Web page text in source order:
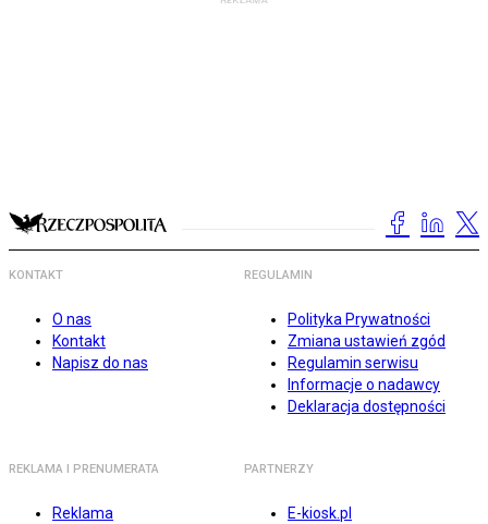
KONTAKT
O nas
Kontakt
Napisz do nas
REGULAMIN
Polityka Prywatności
Zmiana ustawień zgód
Regulamin serwisu
Informacje o nadawcy
Deklaracja dostępności
REKLAMA I PRENUMERATA
Reklama
PARTNERZY
E-kiosk.pl